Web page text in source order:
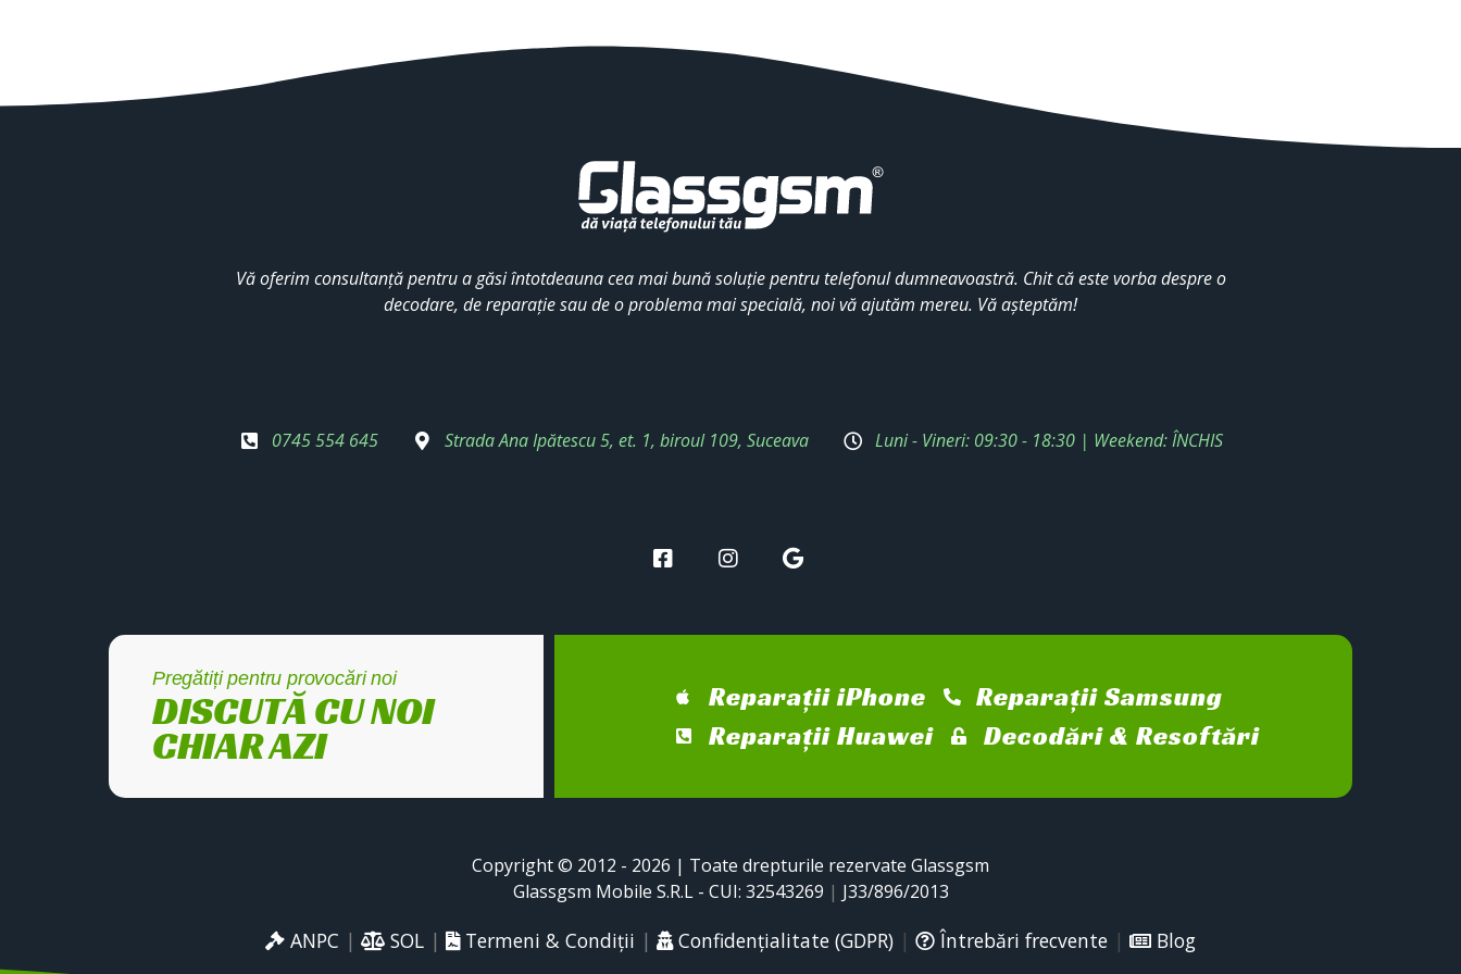
Vă oferim consultanță pentru a găsi întotdeauna cea mai bună soluție pentru telefonul dumneavoastră. Chit că este vorba despre o
decodare, de reparație sau de o problema mai specială, noi vă ajutăm mereu. Vă așteptăm!
0745 554 645 Strada Ana Ipătescu 5, et. 1, biroul 109, Suceava Luni - Vineri: 09:30 - 18:30 | Weekend: ÎNCHIS
Pregătiți pentru provocări noi
DISCUTĂ CU NOI
CHIAR AZI
Reparații iPhone
Reparații Samsung
Reparații Huawei
Decodări & Resoftări
Copyright © 2012 - 2026 | Toate drepturile rezervate Glassgsm
Glassgsm Mobile S.R.L - CUI: 32543269 | J33/896/2013
ANPC | SOL | Termeni & Condiții | Confidențialitate (GDPR) | Întrebări frecvente | Blog